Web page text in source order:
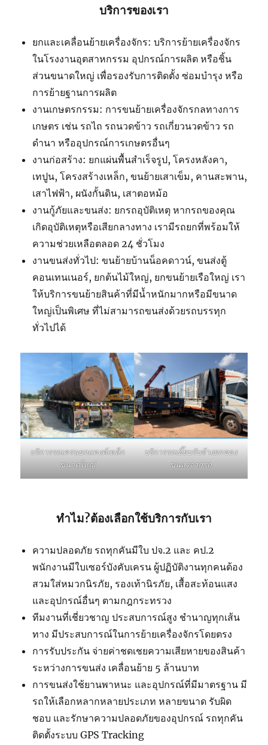
บริการของเรา
ยกและเคลื่อนย้ายเครื่องจักร: บริการย้ายเครื่องจักร
ในโรงงานอุตสาหกรรม อุปกรณ์การผลิต หรือชิ้น
ส่วนขนาดใหญ่ เพื่อรองรับการติดตั้ง ซ่อมบำรุง หรือ
การย้ายฐานการผลิต
งานเกษตรกรรม: การขนย้ายเครื่องจักรกลทางการ
เกษตร เช่น รถไถ รถนวดข้าว รถเกี่ยวนวดข้าว รถ
ดำนา หรืออุปกรณ์การเกษตรอื่นๆ
งานก่อสร้าง: ยกแผ่นพื้นสำเร็จรูป, โครงหลังคา,
เทปูน, โครงสร้างเหล็ก, ขนย้ายเสาเข็ม, คานสะพาน,
เสาไฟฟ้า, ผนังกั้นดิน, เสาตอหม้อ
งานกู้ภัยและขนส่ง: ยกรถอุบัติเหตุ หากรถของคุณ
เกิดอุบัติเหตุหรือเสียกลางทาง เรามีรถยกที่พร้อมให้
ความช่วยเหลือตลอด 24 ชั่วโมง
งานขนส่งทั่วไป: ขนย้ายบ้านน็อคดาวน์, ขนส่งตู้
คอนเทนเนอร์, ยกต้นไม้ใหญ่, ยกขนย้ายเรือใหญ่ เรา
ให้บริการขนย้ายสินค้าที่มีน้ำหนักมากหรือมีขนาด
ใหญ่เป็นพิเศษ ที่ไม่สามารถขนส่งด้วยรถบรรทุก
ทั่วไปได้
บริการรถเครนยกแทงค์เหล็ก
ขนาดใหญ่
บริการรถเฮี๊ยบรับจ้างยกของ
ขนลงจากรถ
ทำไม?ต้องเลือกใช้บริการกับเรา
ความปลอดภัย รถทุกคันมีใบ ปจ.2 และ คป.2
พนักงานมีใบเซอร์บังคับเครน ผู้ปฏิบัติงานทุกคนต้อง
สวมใส่หมวกนิรภัย, รองเท้านิรภัย, เสื้อสะท้อนแสง
และอุปกรณ์อื่นๆ ตามกฎกระทรวง
ทีมงานที่เชี่ยวชาญ ประสบการณ์สูง ชำนาญทุกเส้น
ทาง มีประสบการณ์ในการย้ายเครื่องจักรโดยตรง
การรับประกัน จ่ายค่าชดเชยความเสียหายของสินค้า
ระหว่างการขนส่ง เคลื่อนย้าย 5 ล้านบาท
การขนส่งใช้ยานพาหนะ และอุปกรณ์ที่มีมาตรฐาน มี
รถให้เลือกหลากหลายประเภท หลายขนาด รับผิด
ชอบ และรักษาความปลอดภัยของอุปกรณ์ รถทุกคัน
ติดตั้งระบบ GPS Tracking